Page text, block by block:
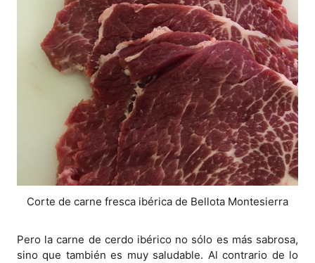
Corte de carne fresca ibérica de Bellota Montesierra
Pero la carne de cerdo ibérico no sólo es más sabrosa,
sino que también es muy saludable. Al contrario de lo